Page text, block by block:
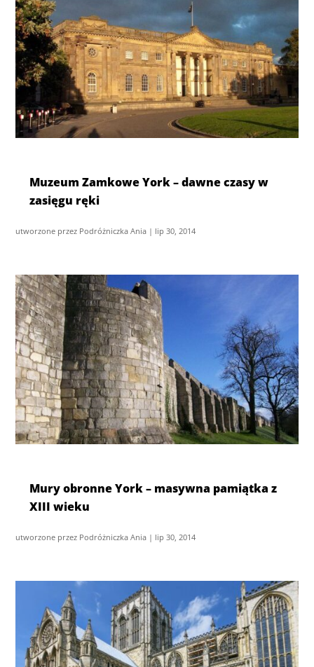
Muzeum Zamkowe York – dawne czasy w
zasięgu ręki
utworzone przez Podróżniczka Ania | lip 30, 2014
Mury obronne York – masywna pamiątka z
XIII wieku
utworzone przez Podróżniczka Ania | lip 30, 2014